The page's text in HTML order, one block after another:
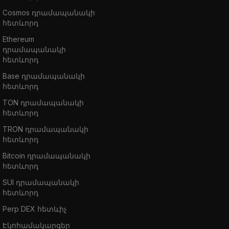
information contained on this website is
purposes and does not constitute a
recommendation by CoinStats to buy, sell, or
hold any securities, financial product, or
instrument mentioned in the content, nor does
it constitute investment advice, financial
advice, trading advice, or any other type of
advice.
Cryptocurrency is a highly volatile market,
sensitive to secondary activity, do your
independent research, obtain your own
advice, and only invest what you can afford
to lose. There are significant risks involved in
Cosmos դրամապանակի
հետևորդ
Ethereum
դրամապանակի
հետևորդ
Base դրամապանակի
հետևորդ
TON դրամապանակի
հետևորդ
TRON դրամապանակի
հետևորդ
Bitcoin դրամապանակի
հետևորդ
SUI դրամապանակի
հետևորդ
Perp DEX հետևիչ
Էկոհամակարգեր